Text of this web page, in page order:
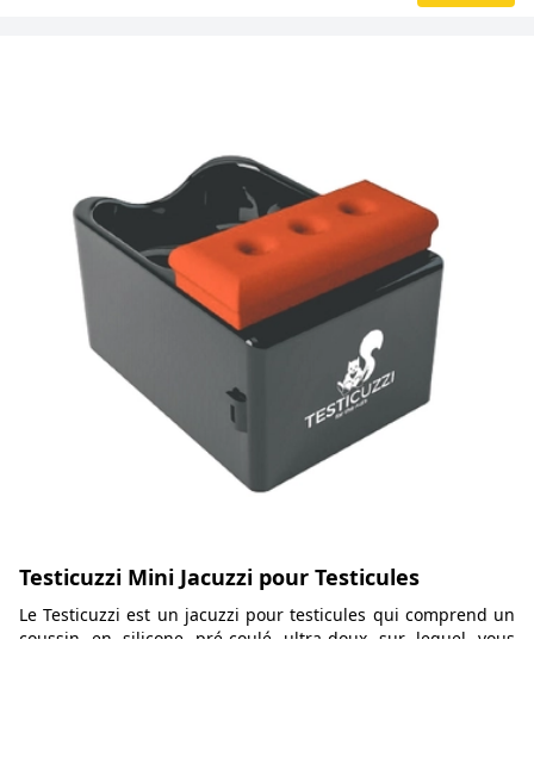
Testicuzzi Mini Jacuzzi pour Testicules
Le Testicuzzi est un jacuzzi pour testicules qui comprend un
coussin en silicone pré-coulé ultra-doux sur lequel vous